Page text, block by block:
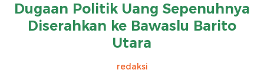
Dugaan Politik Uang Sepenuhnya
Diserahkan ke Bawaslu Barito
Utara
redaksi